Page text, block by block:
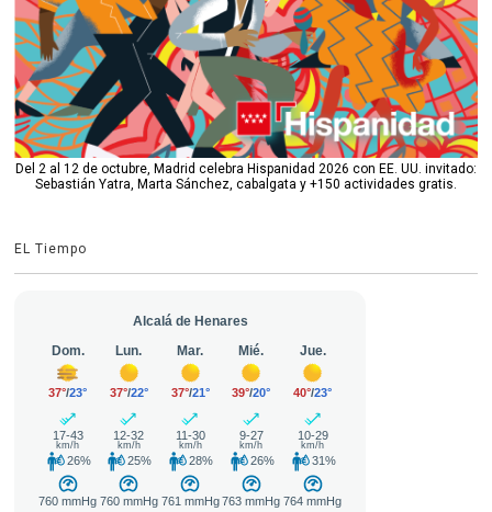
Del 2 al 12 de octubre, Madrid celebra Hispanidad 2026 con EE. UU. invitado:
Sebastián Yatra, Marta Sánchez, cabalgata y +150 actividades gratis.
EL Tiempo